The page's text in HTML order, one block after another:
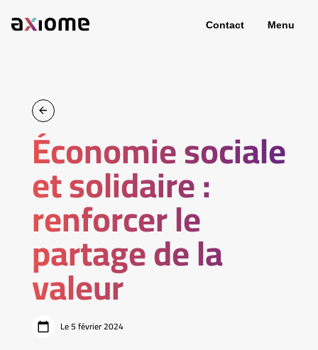
Contact Menu
Économie sociale
et solidaire :
renforcer le
partage de la
valeur
Le 5 février 2024